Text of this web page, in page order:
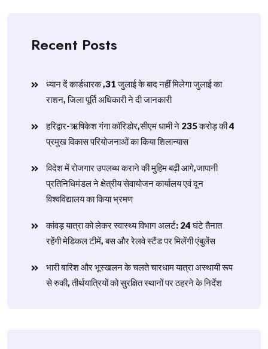
Recent Posts
ध्यान दें कार्डधारक ,31 जुलाई के बाद नहीं मिलेगा जुलाई का
राशन, जिला पूर्ति अधिकारी ने दी जानकारी
हरिद्वार-ऋषिकेश गंगा कॉरिडोर,सीएम धामी ने 235 करोड़ की 4
प्रमुख विकास परियोजनाओं का किया शिलान्यास
विदेश में रोजगार उपलब्ध कराने की मुहिम बढ़ी आगे,जापानी
प्रतिनिधिमंडल ने क्षेत्रीय सेवायोजन कार्यालय एवं दून
विश्वविद्यालय का किया भ्रमण
​कांवड़ यात्रा को लेकर स्वास्थ्य विभाग अलर्ट: 24 घंटे तैनात
रहेंगी मेडिकल टीमें, बस और रेलवे स्टैंड पर मिलेंगी एंबुलेंस
​भारी बारिश और भूस्खलन के चलते चारधाम यात्रा अस्थायी रूप
से रुकी, तीर्थयात्रियों को सुरक्षित स्थानों पर ठहरने के निर्देश